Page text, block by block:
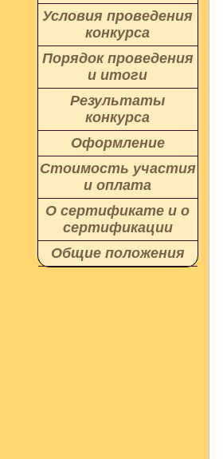
Условия проведения
конкурса
Порядок проведения
и итоги
Результаты
конкурса
Оформление
Стоимость участия
и оплата
О сертификате и о
сертификации
Общие положения